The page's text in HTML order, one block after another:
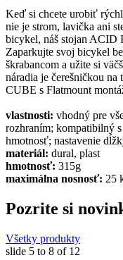
Keď si chcete urobiť
nie je strom, lavička ani
bicykel, náš stojan ACID
Zaparkujte svoj bicykel
škrabancom a užite si
náradia je čerešničkou
CUBE s Flatmount
vlastnosti: vhodný pre
rozhraním; kompatibilný
hmotnosť; nastavenie
materiál: dural, plast
hmotnosť: 315g
maximálna nosnosť: 25
Pozrite si
Všetky produkty
slide 5 to 8 of 12